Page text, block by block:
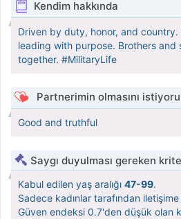
Kendim hakkında
Driven by duty, honor, and
leading with purpose. Brothers and
together. #MilitaryLife
Partnerimin olmasını
Good and truthful
Saygı duyulması gereken
Kabul edilen yaş aralığı 47-99.
Sadece kadınlar tarafından
Güven endeksi 0.7'den düşük olan